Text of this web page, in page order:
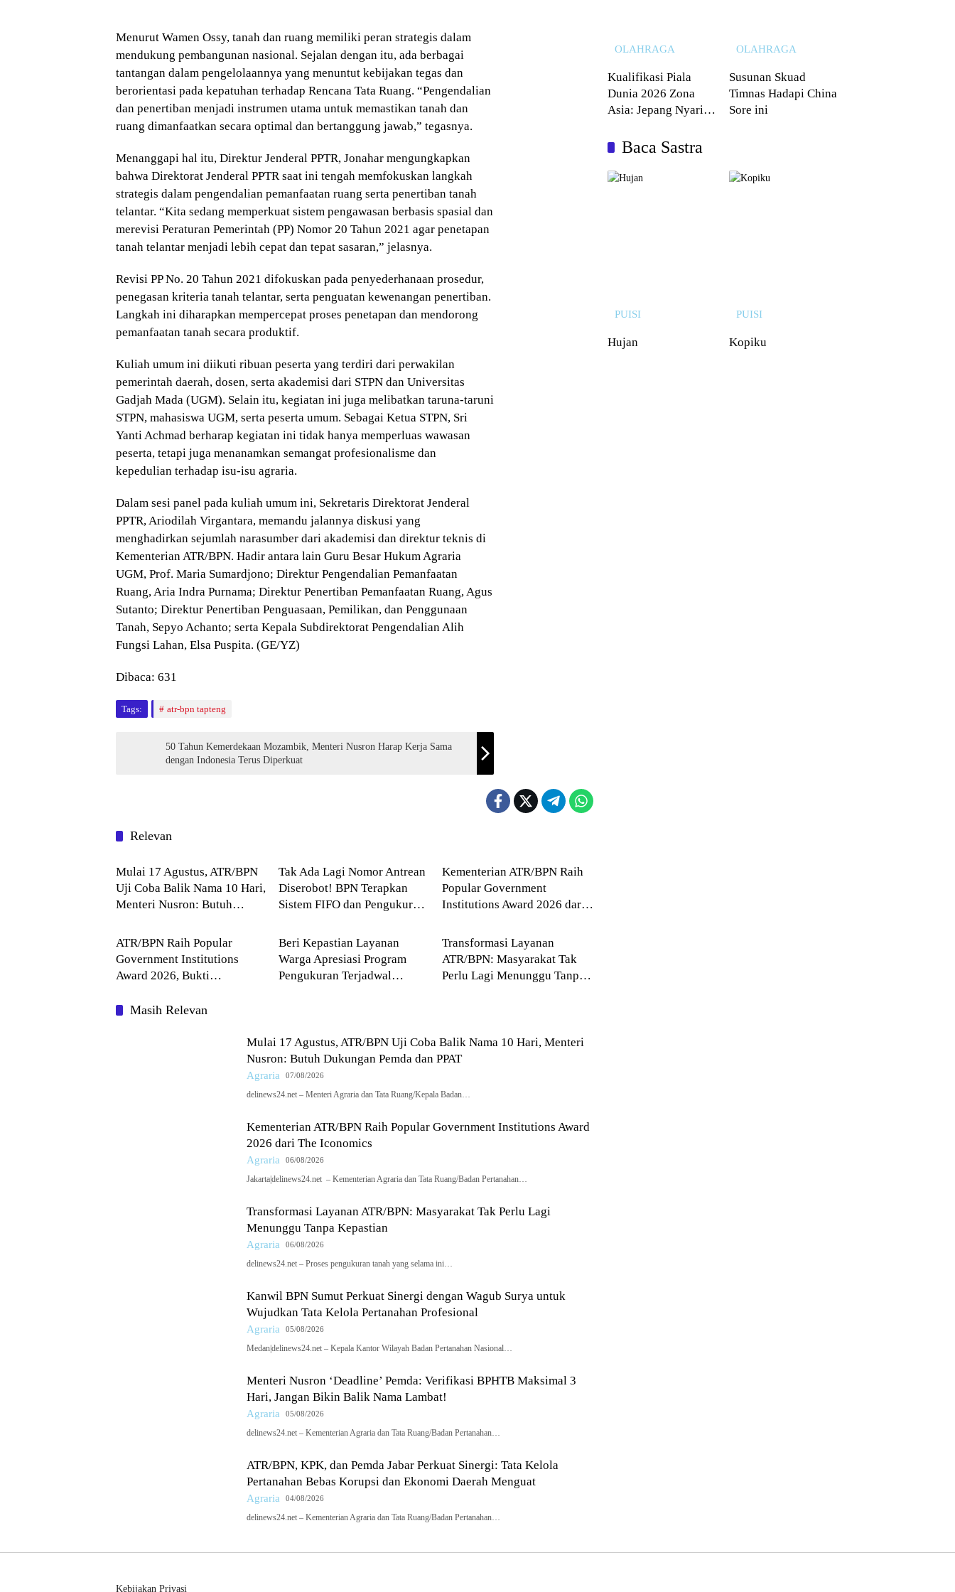
Menurut Wamen Ossy, tanah dan ruang memiliki peran strategis dalam
mendukung pembangunan nasional. Sejalan dengan itu, ada berbagai
tantangan dalam pengelolaannya yang menuntut kebijakan tegas dan
berorientasi pada kepatuhan terhadap Rencana Tata Ruang. “Pengendalian
dan penertiban menjadi instrumen utama untuk memastikan tanah dan
ruang dimanfaatkan secara optimal dan bertanggung jawab,” tegasnya.
Menanggapi hal itu, Direktur Jenderal PPTR, Jonahar mengungkapkan
bahwa Direktorat Jenderal PPTR saat ini tengah memfokuskan langkah
strategis dalam pengendalian pemanfaatan ruang serta penertiban tanah
telantar. “Kita sedang memperkuat sistem pengawasan berbasis spasial dan
merevisi Peraturan Pemerintah (PP) Nomor 20 Tahun 2021 agar penetapan
tanah telantar menjadi lebih cepat dan tepat sasaran,” jelasnya.
Revisi PP No. 20 Tahun 2021 difokuskan pada penyederhanaan prosedur,
penegasan kriteria tanah telantar, serta penguatan kewenangan penertiban.
Langkah ini diharapkan mempercepat proses penetapan dan mendorong
pemanfaatan tanah secara produktif.
Kuliah umum ini diikuti ribuan peserta yang terdiri dari perwakilan
pemerintah daerah, dosen, serta akademisi dari STPN dan Universitas
Gadjah Mada (UGM). Selain itu, kegiatan ini juga melibatkan taruna-taruni
STPN, mahasiswa UGM, serta peserta umum. Sebagai Ketua STPN, Sri
Yanti Achmad berharap kegiatan ini tidak hanya memperluas wawasan
peserta, tetapi juga menanamkan semangat profesionalisme dan
kepedulian terhadap isu-isu agraria.
Dalam sesi panel pada kuliah umum ini, Sekretaris Direktorat Jenderal
PPTR, Ariodilah Virgantara, memandu jalannya diskusi yang
menghadirkan sejumlah narasumber dari akademisi dan direktur teknis di
Kementerian ATR/BPN. Hadir antara lain Guru Besar Hukum Agraria
UGM, Prof. Maria Sumardjono; Direktur Pengendalian Pemanfaatan
Ruang, Aria Indra Purnama; Direktur Penertiban Pemanfaatan Ruang, Agus
Sutanto; Direktur Penertiban Penguasaan, Pemilikan, dan Penggunaan
Tanah, Sepyo Achanto; serta Kepala Subdirektorat Pengendalian Alih
Fungsi Lahan, Elsa Puspita. (GE/YZ)
Dibaca: 631
Tags: atr-bpn tapteng
50 Tahun Kemerdekaan Mozambik, Menteri Nusron Harap Kerja Sama
dengan Indonesia Terus Diperkuat
Relevan
Agraria
Mulai 17 Agustus, ATR/BPN
Uji Coba Balik Nama 10 Hari,
Menteri Nusron: Butuh
Tak Ada Lagi Nomor Antrean
Diserobot! BPN Terapkan
Sistem FIFO dan Pengukuran
Kementerian ATR/BPN Raih
Popular Government
Institutions Award 2026 dari
ATR/BPN Raih Popular
Government Institutions
Award 2026, Bukti
Komunikasi Kementerian
Beri Kepastian Layanan
Warga Apresiasi Program
Pengukuran Terjadwal
Transformasi Layanan
ATR/BPN: Masyarakat Tak
Perlu Lagi Menunggu Tanpa
Masih Relevan
Mulai 17 Agustus, ATR/BPN Uji Coba Balik Nama 10 Hari, Menteri
Nusron: Butuh Dukungan Pemda dan PPAT
Agraria 07/08/2026
delinews24.net – Menteri Agraria dan Tata Ruang/Kepala Badan…
Kementerian ATR/BPN Raih Popular Government Institutions Award
2026 dari The Iconomics
Agraria 06/08/2026
Jakarta|delinews24.net – Kementerian Agraria dan Tata Ruang/Badan Pertanahan…
Transformasi Layanan ATR/BPN: Masyarakat Tak Perlu Lagi
Menunggu Tanpa Kepastian
Agraria 06/08/2026
delinews24.net – Proses pengukuran tanah yang selama ini…
Kanwil BPN Sumut Perkuat Sinergi dengan Wagub Surya untuk
Wujudkan Tata Kelola Pertanahan Profesional
Agraria 05/08/2026
Medan|delinews24.net – Kepala Kantor Wilayah Badan Pertanahan Nasional…
Menteri Nusron ‘Deadline’ Pemda: Verifikasi BPHTB Maksimal 3
Hari, Jangan Bikin Balik Nama Lambat!
Agraria 05/08/2026
delinews24.net – Kementerian Agraria dan Tata Ruang/Badan Pertanahan…
ATR/BPN, KPK, dan Pemda Jabar Perkuat Sinergi: Tata Kelola
Pertanahan Bebas Korupsi dan Ekonomi Daerah Menguat
Agraria 04/08/2026
delinews24.net – Kementerian Agraria dan Tata Ruang/Badan Pertanahan…
OLAHRAGA
Kualifikasi Piala
Dunia 2026 Zona
Asia: Jepang Nyaris
OLAHRAGA
Susunan Skuad
Timnas Hadapi China
Sore ini
Baca Sastra
PUISI
Hujan
PUISI
Kopiku
Kebijakan Privasi